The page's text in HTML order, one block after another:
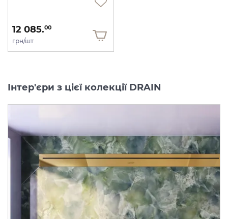
12 085.00
грн/шт
Інтер'єри з цієї колекції DRAIN